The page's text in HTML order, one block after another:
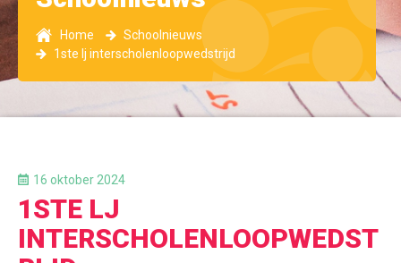
Home
Schoolnieuws
1ste lj interscholenloopwedstrijd
16 oktober 2024
1STE LJ
INTERSCHOLENLOOPWEDST